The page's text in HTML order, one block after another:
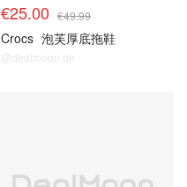
€25.00 €49.99
Crocs 泡芙厚底拖鞋
@dealmoon.de